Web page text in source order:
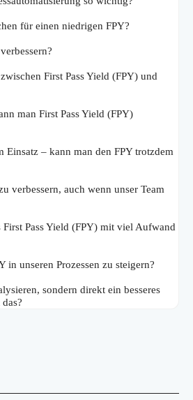
für einen niedrigen FPY?
First Pass Yield (FPY) und
man First Pass Yield (FPY)
Einsatz – kann man den FPY trotzdem
verbessern, auch wenn unser Team
First Pass Yield (FPY) mit viel Aufwand
in unseren Prozessen zu steigern?
sondern direkt ein besseres